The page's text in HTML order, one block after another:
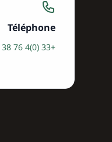
Téléphone
+33 (0)4 76 38 31 01